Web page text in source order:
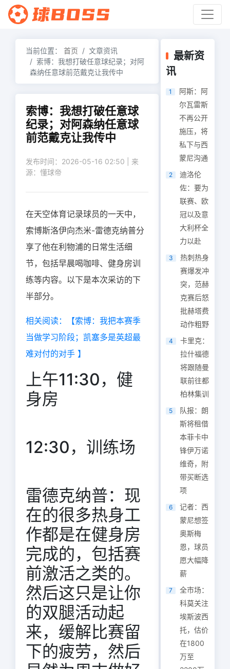
当前位置： 首页
文章资讯
索博：我想打破任意球纪录；对阿
森纳任意球前范戴克让我传中
索博：我想打破任意球
纪录；对阿森纳任意球
前范戴克让我传中
发布时间：2026-05-16 02:50 | 来
源：懂球帝
在天空体育记录球员的一天中，
索博斯洛伊向杰米-雷德克纳普分
享了他在利物浦的日常生活细
节，包括早晨喝咖啡、健身房训
练等内容。以下是本次采访的下
半部分。
相关阅读：【索博：我把本赛季
当做学习阶段；凯塞多是英超最
难对付的对手 】
上午11:30，健
身房
12:30，训练场
雷德克纳普：现
在的很多热身工
作都是在健身房
完成的，包括赛
前激活之类的。
然后这只是让你
的双腿活动起
来，缓解比赛留
下的疲劳，然后
最新资
讯
1
阿斯：阿
尔瓦雷斯
不再公开
施压，将
私下与西
蒙尼沟通
2
迪洛伦
佐：要为
联赛、欧
冠以及意
大利杯全
力以赴
3
热刺热身
赛爆发冲
突，范赫
克赛后怒
批赫塔费
动作粗野
4
卡里克：
拉什福德
将跟随曼
联前往都
柏林集训
5
队报：朗
斯将租借
本菲卡中
锋伊万诺
维奇，附
带买断选
项
6
记者：西
蒙尼想签
奥斯梅
恩，球员
愿大幅降
薪
7
全市场：
科莫关注
埃斯波西
托，估价
在1800
万至